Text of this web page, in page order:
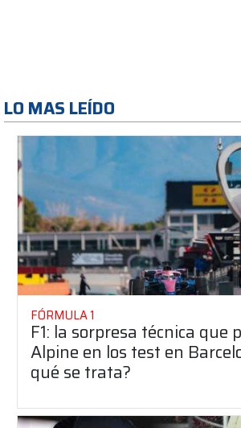
LO MAS LEÍDO
FÓRMULA 1
F1: la sorpresa técnica que
Alpine en los test en
qué se trata?